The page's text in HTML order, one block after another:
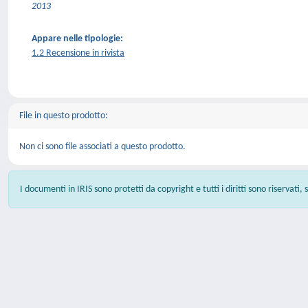
2013
Appare nelle tipologie:
1.2 Recensione in rivista
File in questo prodotto:
Non ci sono file associati a questo prodotto.
I documenti in IRIS sono protetti da copyright e tutti i diritti sono riservati,